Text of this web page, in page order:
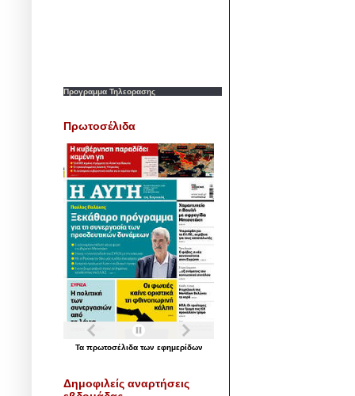
Προγραμμα Τηλεορασης
Πρωτοσέλιδα
Τα πρωτοσέλιδα των εφημερίδων
Δημοφιλείς αναρτήσεις